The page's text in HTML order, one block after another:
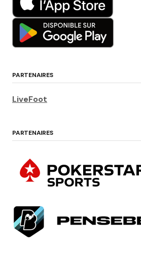
PARTENAIRES
LiveFoot
PARTENAIRES